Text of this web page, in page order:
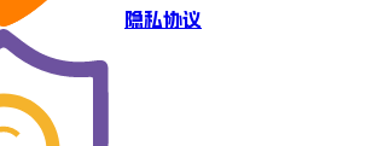
隐私协议